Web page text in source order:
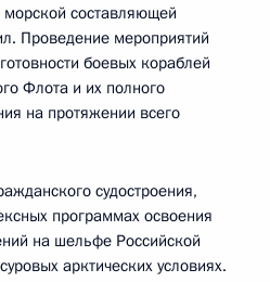
составляющей
Проведение мероприятий
боевых кораблей
Флота и их полного
на протяжении всего
судостроения,
программах освоения
на шельфе Российской
арктических условиях.